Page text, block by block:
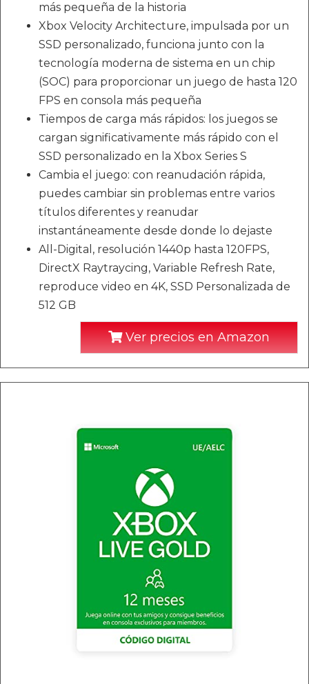
más pequeña de la historia
Xbox Velocity Architecture, impulsada por un
SSD personalizado, funciona junto con la
tecnología moderna de sistema en un chip
(SOC) para proporcionar un juego de hasta 120
FPS en consola más pequeña
Tiempos de carga más rápidos: los juegos se
cargan significativamente más rápido con el
SSD personalizado en la Xbox Series S
Cambia el juego: con reanudación rápida,
puedes cambiar sin problemas entre varios
títulos diferentes y reanudar
instantáneamente desde donde lo dejaste
All-Digital, resolución 1440p hasta 120FPS,
DirectX Raytraycing, Variable Refresh Rate,
reproduce video en 4K, SSD Personalizada de
512 GB
Ver precios en Amazon